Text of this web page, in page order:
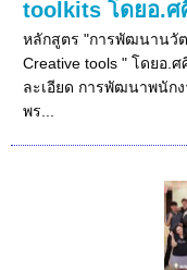
toolkits โดยอ.ศ
หลักสูตร "การพัฒนานวัต
Creative tools " โดยอ.
ละเอียด การพัฒนาพนัก
พร...